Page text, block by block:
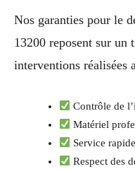
Nos garanties pour le
13200 reposent sur un
interventions réalisées
Contrôle de
Matériel
Service rapide
Respect des